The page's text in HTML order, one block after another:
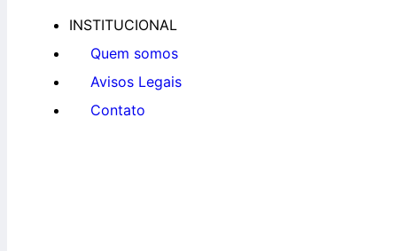
INSTITUCIONAL
Quem somos
Avisos Legais
Contato